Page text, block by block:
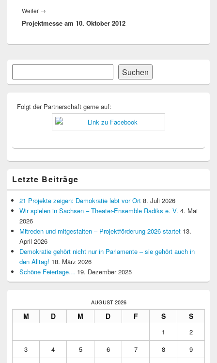
Weiter →
Beitrag:
Projektmesse am 10. Oktober 2012
Primärer
Widgetbereich
Suchen
Folgt der Partnerschaft gerne auf:
Letzte Beiträge
21 Projekte zeigen: Demokratie lebt vor Ort 8. Juli 2026
Wir spielen in Sachsen – Theater-Ensemble Radiks e. V. 4. Mai
2026
Mitreden und mitgestalten – Projektförderung 2026 startet 13.
April 2026
Demokratie gehört nicht nur in Parlamente – sie gehört auch in
den Alltag! 18. März 2026
Schöne Feiertage… 19. Dezember 2025
AUGUST 2026
M D M D F S S
1
2
3
4 5 6 7 8
9